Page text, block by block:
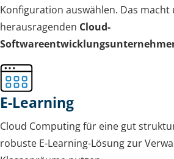
Konfiguration auswählen. Das macht
herausragenden Cloud-
E-Learning
Cloud Computing für eine gut
robuste E-Learning-Lösung zur